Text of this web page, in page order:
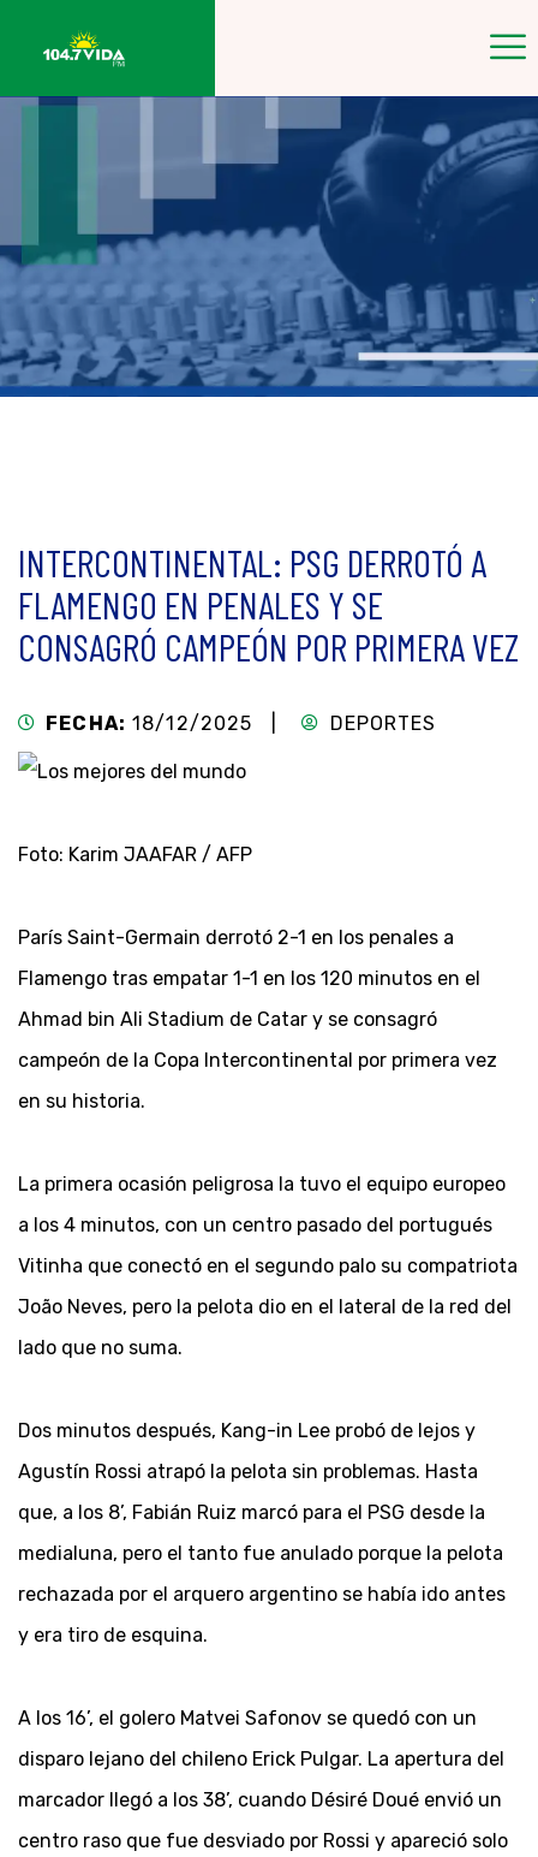
INTERCONTINENTAL: PSG DERROTÓ A
FLAMENGO EN PENALES Y SE
CONSAGRÓ CAMPEÓN POR PRIMERA VEZ
FECHA: 18/12/2025 | DEPORTES
Foto: Karim JAAFAR / AFP
París Saint-Germain derrotó 2-1 en los penales a
Flamengo tras empatar 1-1 en los 120 minutos en el
Ahmad bin Ali Stadium de Catar y se consagró
campeón de la Copa Intercontinental por primera vez
en su historia.
La primera ocasión peligrosa la tuvo el equipo europeo
a los 4 minutos, con un centro pasado del portugués
Vitinha que conectó en el segundo palo su compatriota
João Neves, pero la pelota dio en el lateral de la red del
lado que no suma.
Dos minutos después, Kang-in Lee probó de lejos y
Agustín Rossi atrapó la pelota sin problemas. Hasta
que, a los 8’, Fabián Ruiz marcó para el PSG desde la
medialuna, pero el tanto fue anulado porque la pelota
rechazada por el arquero argentino se había ido antes
y era tiro de esquina.
A los 16’, el golero Matvei Safonov se quedó con un
disparo lejano del chileno Erick Pulgar. La apertura del
marcador llegó a los 38’, cuando Désiré Doué envió un
centro raso que fue desviado por Rossi y apareció solo